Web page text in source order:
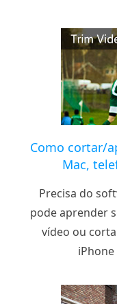
Como cortar/
Mac,
Precisa do
pode aprender
vídeo ou